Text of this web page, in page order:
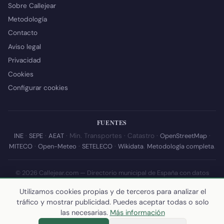
Sobre Callejear
Metodología
Contacto
Aviso legal
Privacidad
Cookies
Configurar cookies
FUENTES
INE· SEPE· AEAT· Min. Transportes · Catastro · OpenStreetMap·
MITECO· Open-Meteo · SETELECO· Wikidata. Metodología completa.
© 2026 Callejear.com — Directorio municipal de España con datos
Última actualización de esta página:10 de julio de 2026· Cómo
calculamos los datos
Utilizamos cookies propias y de terceros para analizar el
tráfico y mostrar publicidad. Puedes aceptar todas o solo
las necesarias. Más información